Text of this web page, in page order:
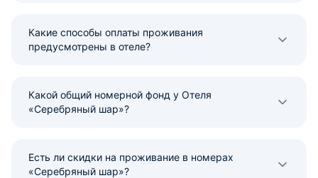
Какие способы оплаты проживания
предусмотрены в отеле?
Какой общий номерной фонд у Отеля
«Серебряный шар»?
Есть ли скидки на проживание в номерах
«Серебряный шар»?